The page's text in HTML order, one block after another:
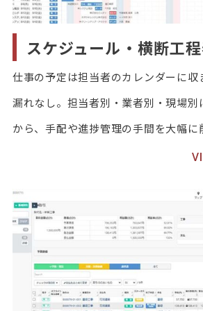
スケジュール・横断工
仕事の予定は担当者のカレンダーに収
漏れなし。担当者別・業者別・現場別
から、手配や進捗管理の手間を大幅に